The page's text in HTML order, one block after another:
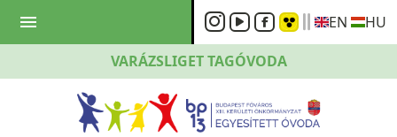
menu
VARÁZSLIGETTAGÓVODA
EN HU